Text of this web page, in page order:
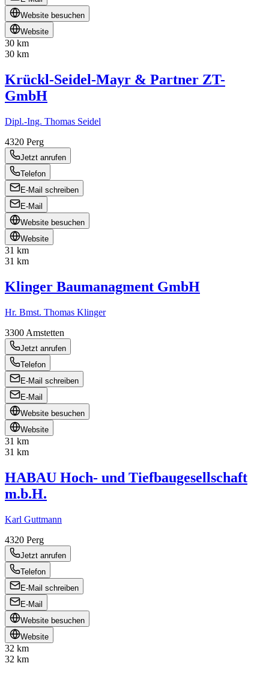
Website besuchen
Website
30 km
30 km
Krückl-Seidel-Mayr & Partner ZT-
GmbH
Dipl.-Ing. Thomas Seidel
4320 Perg
Jetzt anrufen
Telefon
E-Mail schreiben
E-Mail
Website besuchen
Website
31 km
31 km
Klinger Baumanagment GmbH
Hr. Bmst. Thomas Klinger
3300 Amstetten
Jetzt anrufen
Telefon
E-Mail schreiben
E-Mail
Website besuchen
Website
31 km
31 km
HABAU Hoch- und Tiefbaugesellschaft
m.b.H.
Karl Guttmann
4320 Perg
Jetzt anrufen
Telefon
E-Mail schreiben
E-Mail
Website besuchen
Website
32 km
32 km